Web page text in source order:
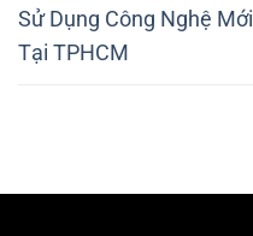
Sử Dụng Công Nghệ Mới
Tại TPHCM